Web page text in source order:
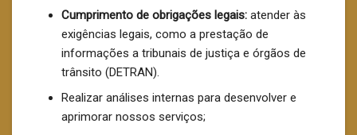
Cumprimento de obrigações legais: atender às
exigências legais, como a prestação de
informações a tribunais de justiça e órgãos de
trânsito (DETRAN).
Realizar análises internas para desenvolver e
aprimorar nossos serviços;